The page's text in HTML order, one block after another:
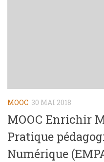
MOOC 30 MAI 2018
MOOC Enrichir
Pratique
Numérique